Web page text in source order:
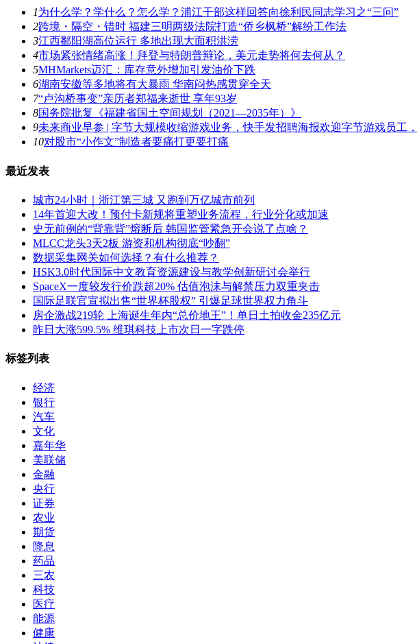
1为什么学？学什么？怎么学？浦江干部这样回答向徐利民同志学习之“三问”
2跨境・隔空・错时 福建三明两级法院打造“侨乡枫桥”解纷工作法
3江西鄱阳湖高位运行 多地出现大面积洪涝
4市场紧张情绪高涨！拜登与特朗普辩论，美元走势将何去何从？
5MHMarkets迈汇：库存意外增加引发油价下跌
6湖南安徽等多地将有大暴雨 华南闷热感贯穿全天
7“卢沟桥事变”亲历者郑福来逝世 享年93岁
8国务院批复《福建省国土空间规划（2021―2035年）》
9未来商业早参 | 字节大规模收缩游戏业务，快手发招聘海报欢迎字节游戏员工
10对股市“小作文”制造者要痛打更要打痛
最近发表
城市24小时｜浙江第三城 又跑到万亿城市前列
14年首迎大改！预付卡新规将重塑业务流程，行业分化或加速
史无前例的“背靠背”熔断后 韩国监管紧急开会说了点啥？
MLCC龙头3天2板 游资和机构彻底“吵翻”
数据采集网关如何选择？有什么推荐？
HSK3.0时代国际中文教育资源建设与教学创新研讨会举行
SpaceX一度较发行价跌超20% 估值泡沫与解禁压力双重夹击
国际足联官宣拟出售“世界杯股权” 引爆足球世界权力角斗
房企激战219轮 上海诞生年内“总价地王”！单日土拍收金235亿元
昨日大涨599.5% 维琪科技上市次日一字跌停
标签列表
经济
银行
汽车
文化
嘉年华
美联储
金融
央行
证券
农业
期货
降息
药品
三农
科技
医疗
能源
健康